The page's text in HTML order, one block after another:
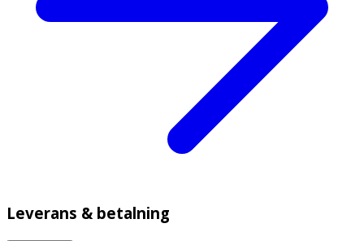
Leverans & betalning